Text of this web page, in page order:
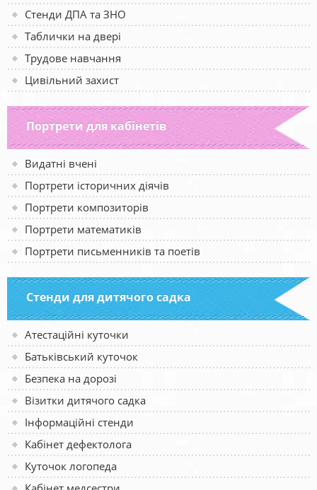
Стенди ДПА та ЗНО
Таблички на двері
Трудове навчання
Цивільний захист
Портрети для кабінетів
Видатні вчені
Портрети історичних діячів
Портрети композиторів
Портрети математиків
Портрети письменників та поетів
Стенди для дитячого садка
Атестаційні куточки
Батьківський куточок
Безпека на дорозі
Візитки дитячого садка
Інформаційні стенди
Кабінет дефектолога
Куточок логопеда